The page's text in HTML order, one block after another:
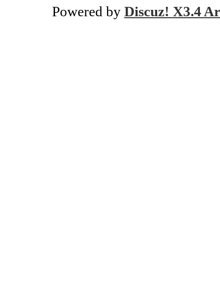
Powered by Discuz! X3.4